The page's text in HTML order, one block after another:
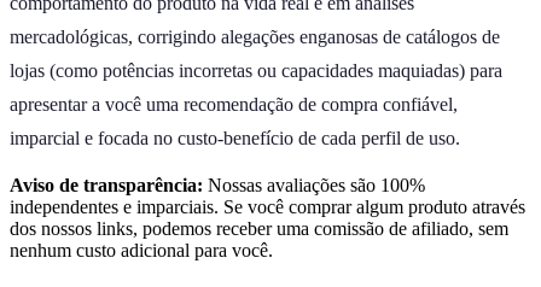
mercadológicas, corrigindo alegações enganosas de catálogos de
lojas (como potências incorretas ou capacidades maquiadas) para
apresentar a você uma recomendação de compra confiável,
imparcial e focada no custo-benefício de cada perfil de uso.
Aviso de transparência: Nossas avaliações são 100%
independentes e imparciais. Se você comprar algum produto através
dos nossos links, podemos receber uma comissão de afiliado, sem
nenhum custo adicional para você.